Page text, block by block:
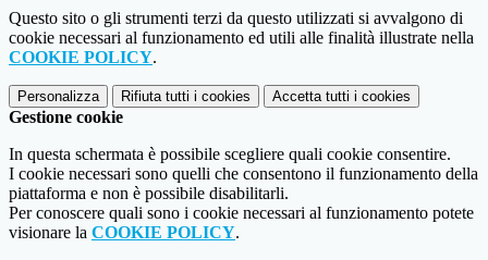
Questo sito o gli strumenti terzi da questo utilizzati si avvalgono di
cookie necessari al funzionamento ed utili alle finalità illustrate nella
COOKIE POLICY.
Personalizza Rifiuta tutti i cookies Accetta tutti i cookies
Gestione cookie
In questa schermata è possibile scegliere quali cookie consentire.
I cookie necessari sono quelli che consentono il funzionamento della
piattaforma e non è possibile disabilitarli.
Per conoscere quali sono i cookie necessari al funzionamento potete
visionare la COOKIE POLICY.